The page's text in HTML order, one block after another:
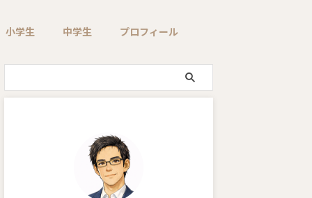
小学生 中学生 プロフィール